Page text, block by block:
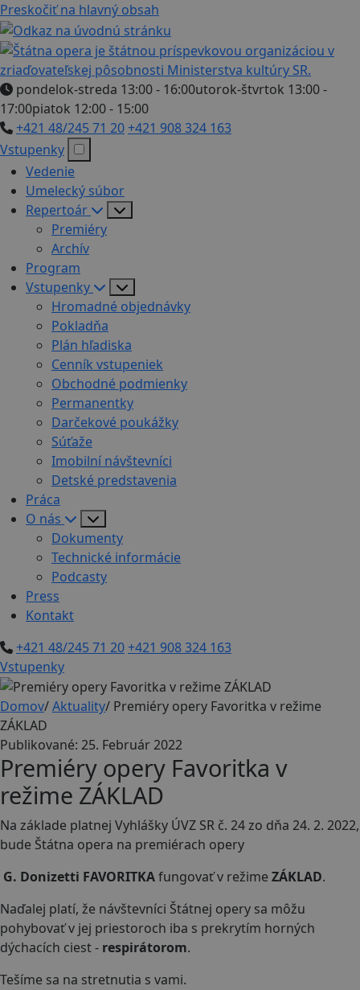
Preskočiť na hlavný obsah
pondelok-streda 13:00 - 16:00utorok-štvrtok 13:00 -
17:00piatok 12:00 - 15:00
+421 48/245 71 20+421 908 324 163
Vstupenky
Vedenie
Umelecký súbor
Repertoár
Premiéry
Archív
Program
Vstupenky
Hromadné objednávky
Pokladňa
Plán hľadiska
Cenník vstupeniek
Obchodné podmienky
Permanentky
Darčekové poukážky
Súťaže
Imobilní návštevníci
Detské predstavenia
Práca
O nás
Dokumenty
Technické informácie
Podcasty
Press
Kontakt
+421 48/245 71 20+421 908 324 163
Vstupenky
Domov/Aktuality/ Premiéry opery Favoritka v režime
ZÁKLAD
Publikované: 25. Február 2022
Premiéry opery Favoritka v
režime ZÁKLAD
Na základe platnej Vyhlášky ÚVZ SR č. 24 zo dňa 24. 2. 2022,
bude Štátna opera na premiérach opery
G. Donizetti FAVORITKAfungovať v režime ZÁKLAD.
Naďalej platí, že návštevníci Štátnej opery sa môžu
pohybovať v jej priestoroch iba s prekrytím horných
dýchacích ciest - respirátorom.
Tešíme sa na stretnutia s vami.